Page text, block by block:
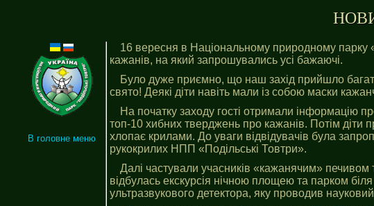
В головне меню
16 вересня в Національному природному парку
кажанів, на який запрошувались усі бажаючі.
Було дуже приємно, що наш захід прийшло
свято! Деякі діти навіть мали із собою маски
На початку заходу гості отримали інформацію
топ-10 хибних тверджень про кажанів. Потім діти
хлопає крилами. До уваги відвідувачів була
рукокрилих НПП «Подільські Товтри».
Далі частували учасників «кажанячим» печивом
відбулась екскурсія нічною площею та парком
ультразвукового детектора, яку проводив